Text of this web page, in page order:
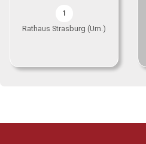
1
Rathaus Strasburg (Um.)